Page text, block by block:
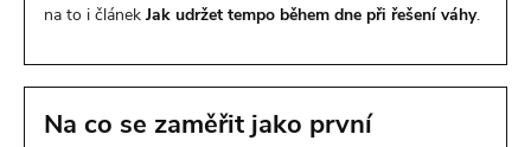
na to i článek Jak udržet tempo během dne při řešení váhy.
Na co se zaměřit jako první